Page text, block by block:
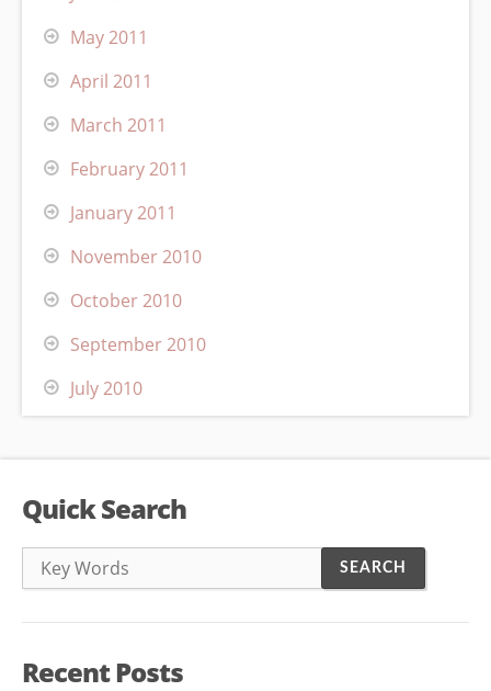
May 2011
April 2011
March 2011
February 2011
January 2011
November 2010
October 2010
September 2010
July 2010
Quick Search
Recent Posts